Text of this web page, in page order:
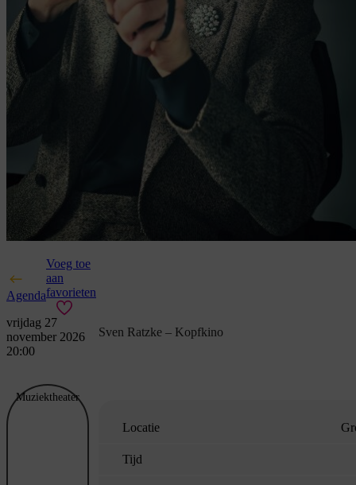
Agenda
Voeg toe
aan
favorieten
vrijdag 27
november 2026
20:00
Sven Ratzke – Kopfkino
Muziektheater
Locatie
Tijd